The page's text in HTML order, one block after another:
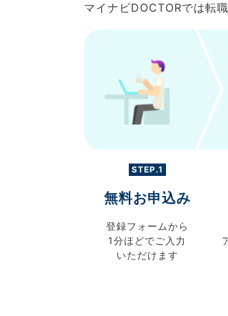
マイナビDOCTORでは転
STEP.1
無料お申込み
登録フォームから
1分ほどでご入力
いただけます